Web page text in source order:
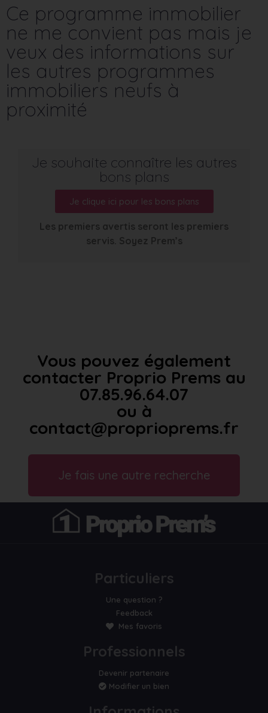
Ce programme immobilier
ne me convient pas mais je
veux des informations sur
les autres programmes
immobiliers neufs à
proximité
Je souhaite connaître les autres
bons plans
Je clique ici pour les bons plans
Les premiers avertis seront les premiers
servis. Soyez Prem’s
Vous pouvez également
contacter Proprio Prems au
07.85.96.64.07
ou à
contact@proprioprems.fr
Je fais une autre recherche
Particuliers
Une question ?
Feedback
Mes favoris
Professionnels
Devenir partenaire
Modifier un bien